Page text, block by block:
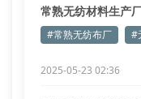
常熟无纺材料生产
#常熟无纺布厂 #
2025-05-23 02:36